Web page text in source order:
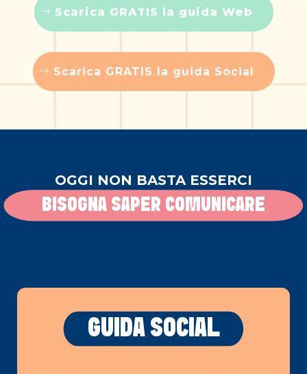
Scarica GRATIS la guida Web
Scarica GRATIS la guida Social
OGGI NON BASTA ESSERCI
BISOGNA SAPER COMUNICARE
GUIDA SOCIAL